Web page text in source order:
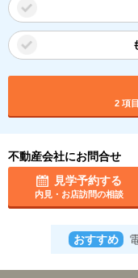
2 項
不動産会社にお問合せ
見学予約する
内見・お店訪問の相談
おすすめ